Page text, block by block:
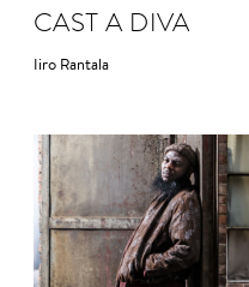
CAST A DIVA
Iiro Rantala